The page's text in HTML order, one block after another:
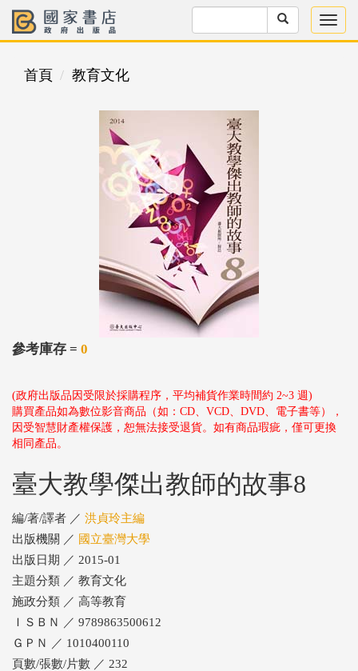
首頁 教育文化
參考庫存 = 0
(政府出版品因受限於採購程序，平均補貨作業時間約 2~3 週)
購買產品如為數位影音商品（如：CD、VCD、DVD、電子書等），
因受智慧財產權保護，恕無法接受退貨。如有商品瑕疵，僅可更換
相同產品。
臺大教學傑出教師的故事8
編/著/譯者 ／ 洪貞玲主編
出版機關 ／ 國立臺灣大學
出版日期 ／ 2015-01
主題分類 ／ 教育文化
施政分類 ／ 高等教育
ＩＳＢＮ ／ 9789863500612
ＧＰＮ ／ 1010400110
頁數/張數/片數 ／ 232